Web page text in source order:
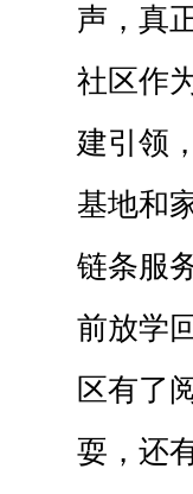
声，真
社区作
建引领
基地和
链条服
前放学
区有了
耍，还